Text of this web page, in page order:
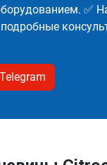
✅
Telegram